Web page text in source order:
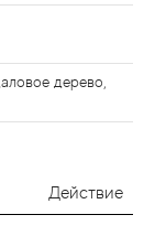
дерево,
Действие